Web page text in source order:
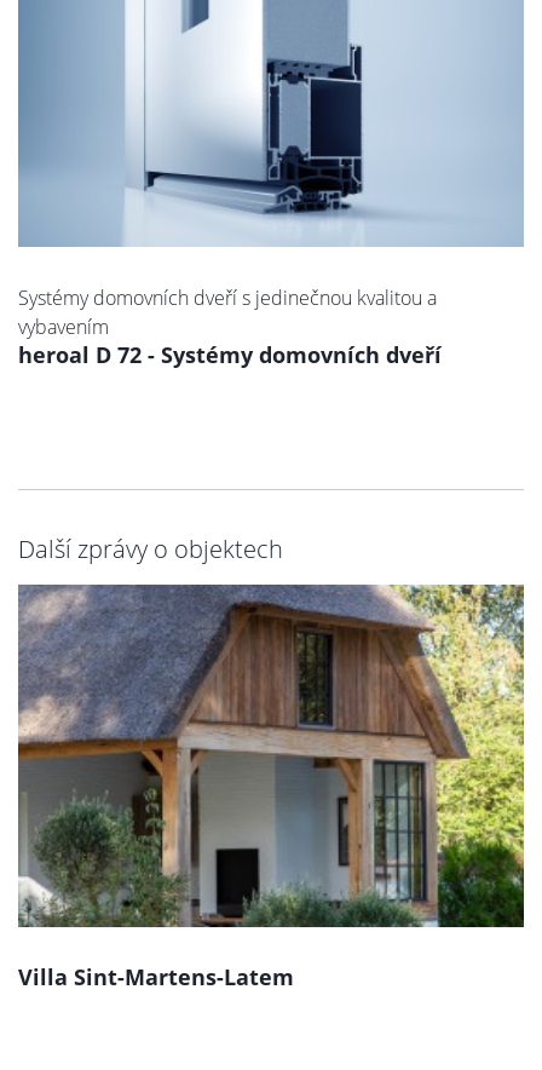
Systémy domovních dveří s jedinečnou kvalitou a
vybavením
heroal D 72 - Systémy domovních dveří
Další zprávy o objektech
Villa Sint-Martens-Latem